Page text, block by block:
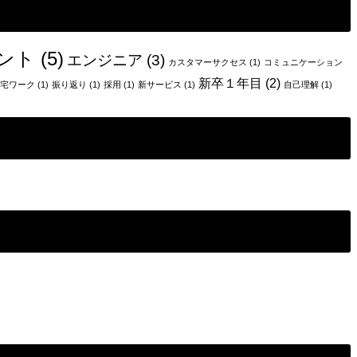
ト (5) エンジニア (3) カスタマーサクセス (1) コミュニケーション
ワーク (1) 振り返り (1) 採用 (1) 新サービス (1) 新卒１年目 (2) 自己理解 (1)